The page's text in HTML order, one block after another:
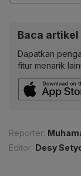
Baca
Dapatkan
fitur menarik
Reporter:
Editor: Desy